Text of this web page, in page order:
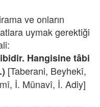
ve onların
uymak gerektiği
Hangisine tâbi
[Taberani, Beyhekî,
İ. Münavî, İ. Adiy]